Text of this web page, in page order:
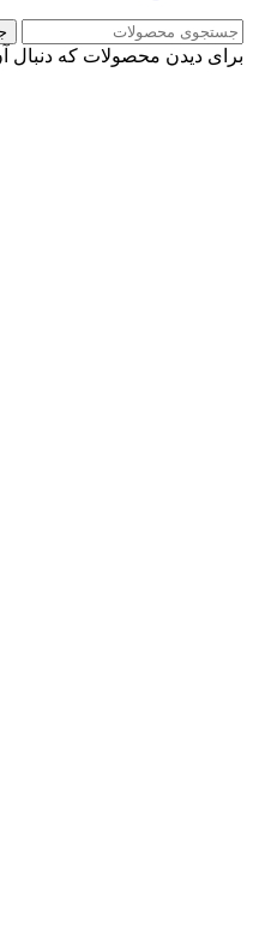
برای دیدن محصولات که دنبال